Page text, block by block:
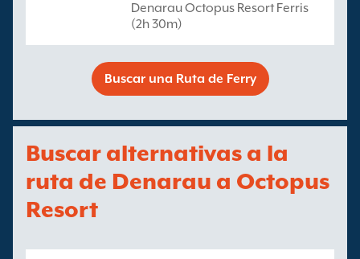
Denarau Octopus Resort Ferris
(2h 30m)
Buscar una Ruta de Ferry
Buscar alternativas a la
ruta de Denarau a Octopus
Resort